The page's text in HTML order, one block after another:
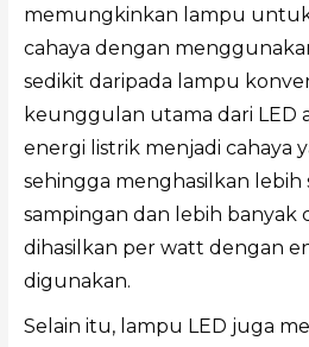
memungkinkan lampu
cahaya dengan
sedikit daripada lampu
keunggulan utama dari LED
energi listrik menjadi cahaya
sehingga menghasilkan lebih
sampingan dan lebih banyak
dihasilkan per watt dengan
digunakan.
Selain itu, lampu LED juga